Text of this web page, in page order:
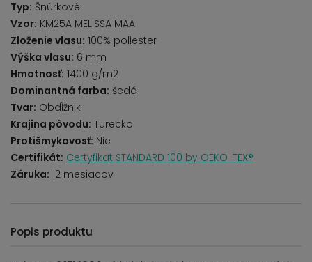
Typ: Šnúrkové
Vzor: KM25A MELISSA MAA
Zloženie vlasu: 100% poliester
Výška vlasu: 6 mm
Hmotnosť: 1400 g/m2
Dominantná farba: šedá
Tvar: Obdĺžnik
Krajina pôvodu: Turecko
Protišmykovosť: Nie
Certifikát: Certyfikat STANDARD 100 by OEKO-TEX®
Záruka: 12 mesiacov
Popis produktu